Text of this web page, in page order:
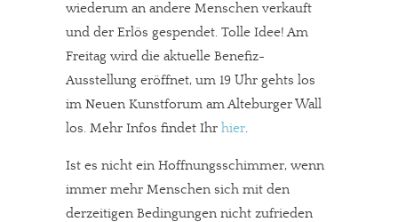
wiederum an andere Menschen verkauft
und der Erlös gespendet. Tolle Idee! Am
Freitag wird die aktuelle Benefiz-
Ausstellung eröffnet, um 19 Uhr gehts los
im Neuen Kunstforum am Alteburger Wall
los. Mehr Infos findet Ihr hier.
Ist es nicht ein Hoffnungsschimmer, wenn
immer mehr Menschen sich mit den
derzeitigen Bedingungen nicht zufrieden